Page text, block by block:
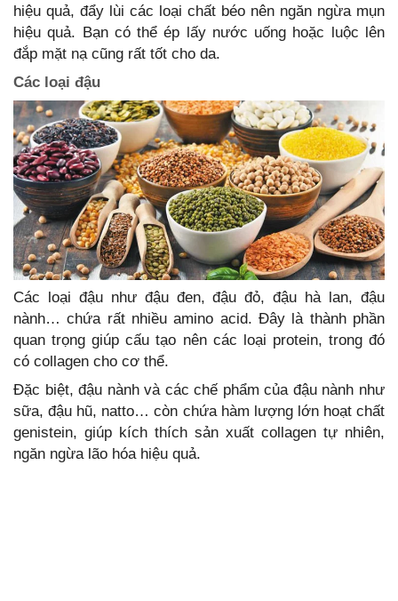
hiệu quả, đẩy lùi các loại chất béo nên ngăn ngừa mụn
hiệu quả. Bạn có thể ép lấy nước uống hoặc luộc lên
đắp mặt nạ cũng rất tốt cho da.
Các loại đậu
Các loại đậu như đậu đen, đậu đỏ, đậu hà lan, đậu
nành… chứa rất nhiều amino acid. Đây là thành phần
quan trọng giúp cấu tạo nên các loại protein, trong đó
có collagen cho cơ thể.
Đặc biệt, đậu nành và các chế phẩm của đậu nành như
sữa, đậu hũ, natto… còn chứa hàm lượng lớn hoạt chất
genistein, giúp kích thích sản xuất collagen tự nhiên,
ngăn ngừa lão hóa hiệu quả.